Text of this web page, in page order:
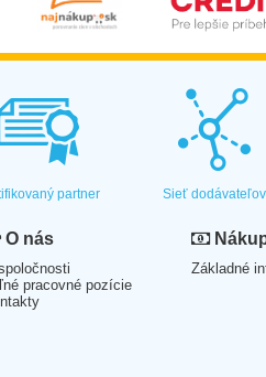
partner Sieť dodávateľov
O nás
pracovné pozície
Základné